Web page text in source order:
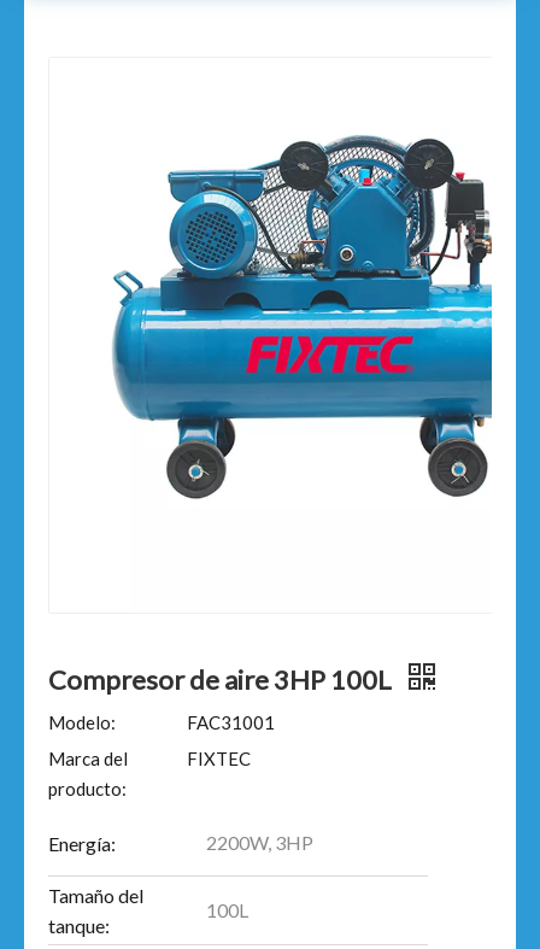
Compresor de aire 3HP 100L
Modelo:
FAC31001
Marca del
producto:
FIXTEC
Energía: 2200W, 3HP
Tamaño del
tanque:
100L